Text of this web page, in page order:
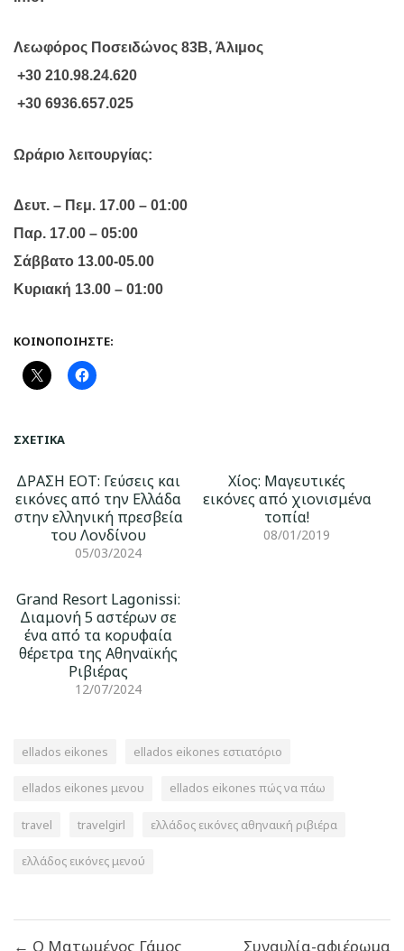
Λεωφόρος Ποσειδώνος 83B, Άλιμος
+30 210.98.24.620
+30 6936.657.025
Ωράριο λειτουργίας:
Δευτ. – Πεμ. 17.00 – 01:00
Παρ. 17.00 – 05:00
Σάββατο 13.00-05.00
Κυριακή 13.00 – 01:00
ΚΟΙΝΟΠΟΙΉΣΤΕ:
ΣΧΕΤΙΚΆ
ΔΡΑΣΗ ΕΟΤ: Γεύσεις και
εικόνες από την Ελλάδα
στην ελληνική πρεσβεία
του Λονδίνου
05/03/2024
Χίος: Μαγευτικές
εικόνες από χιονισμένα
τοπία!
08/01/2019
Grand Resort Lagonissi:
Διαμονή 5 αστέρων σε
ένα από τα κορυφαία
θέρετρα της Αθηναϊκής
Ριβιέρας
12/07/2024
ellados eikones ellados eikones εστιατόριο
ellados eikones μενου ellados eikones πώς να πάω
travel travelgirl ελλάδος εικόνες αθηναική ριβιέρα
ελλάδος εικόνες μενού
← Ο Ματωμένος Γάμος Συναυλία-αφιέρωμα